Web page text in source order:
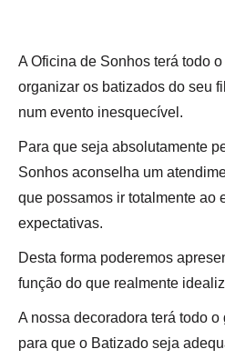
A Oficina de Sonhos terá todo
organizar os batizados do seu
num evento inesquecível.
Para que seja absolutamente
Sonhos aconselha um
que possamos ir totalmente ao
expectativas.
Desta forma poderemos
função do que realmente
A nossa decoradora terá todo
para que o Batizado seja